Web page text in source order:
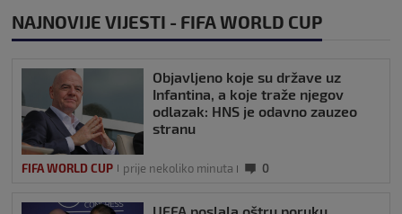
NAJNOVIJE VIJESTI - FIFA WORLD CUP
Objavljeno koje su države uz
Infantina, a koje traže njegov
odlazak: HNS je odavno zauzeo
stranu
FIFA WORLD CUP prije nekoliko minuta 0
UEFA poslala oštru poruku